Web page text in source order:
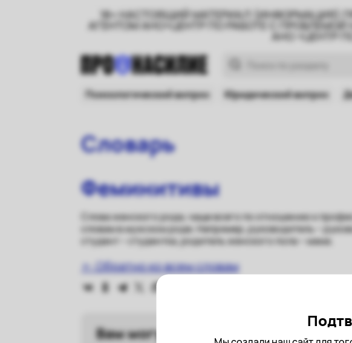
18+ НАСТОЯЩИЙ МАТЕРИАЛ (ИНФОРМАЦИЯ)
АГЕНТОМ АНО«ЦЕНТР ПО РАБОТЕ С
АНО «ЦЕНТР
Психологический вопрос Юридический вопрос
Словарь
Феминитивы
Слова женского рода, чаще всего по отношению к
словам в мужском роде. Например, руководитель –
студент – студентка, родитель женского пола – мама.
← Обратно ко всем словам
Вам могут быть полезны эти